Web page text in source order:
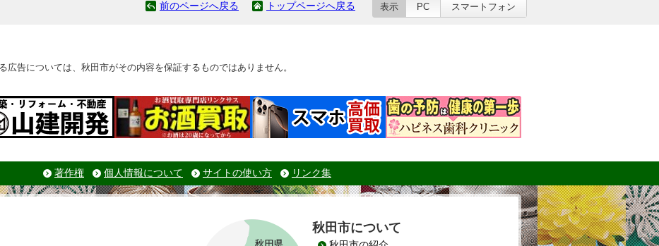
前のページへ戻る トップページへ戻る 表示 PC スマートフォン
広告については、秋田市がその内容を保証するものではありません。
著作権 個人情報について サイトの使い方 リンク集
秋田市について